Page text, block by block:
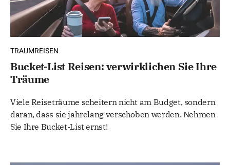
TRAUMREISEN
Bucket-List Reisen: verwirklichen Sie Ihre
Träume
Viele Reiseträume scheitern nicht am Budget, sondern
daran, dass sie jahrelang verschoben werden. Nehmen
Sie Ihre Bucket-List ernst!